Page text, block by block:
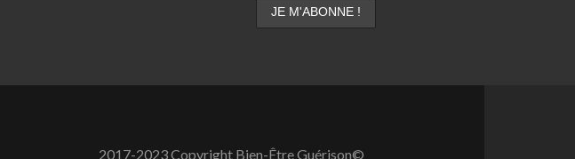
2017-2023 Copyright Bien-Être Guérison©